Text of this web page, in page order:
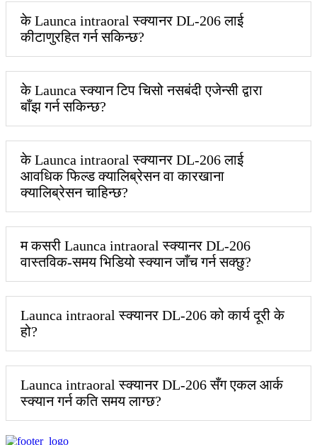
के Launca intraoral स्क्यानर DL-206 लाई
कीटाणुरहित गर्न सकिन्छ?
के Launca स्क्यान टिप चिसो नसबंदी एजेन्सी द्वारा
बाँझ गर्न सकिन्छ?
के Launca intraoral स्क्यानर DL-206 लाई
आवधिक फिल्ड क्यालिब्रेसन वा कारखाना
क्यालिब्रेसन चाहिन्छ?
म कसरी Launca intraoral स्क्यानर DL-206
वास्तविक-समय भिडियो स्क्यान जाँच गर्न सक्छु?
Launca intraoral स्क्यानर DL-206 को कार्य दूरी के
हो?
Launca intraoral स्क्यानर DL-206 सँग एकल आर्क
स्क्यान गर्न कति समय लाग्छ?